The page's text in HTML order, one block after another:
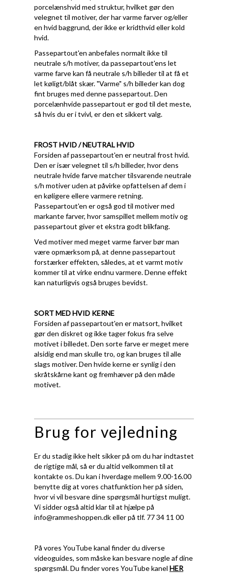
porcelænshvid med struktur, hvilket gør den
velegnet til motiver, der har varme farver og/eller
en hvid baggrund, der ikke er kridthvid eller kold
hvid.
Passepartout'en anbefales normalt ikke til
neutrale s/h motiver, da passepartout'ens let
varme farve kan få neutrale s/h billeder til at få et
let køligt/blåt skær. "Varme" s/h billeder kan dog
fint bruges med denne passepartout. Den
porcelænhvide passepartout er god til det meste,
så hvis du er i tvivl, er den et sikkert valg.
FROST HVID / NEUTRAL HVID
Forsiden af passepartout'en er neutral frost hvid.
Den er især velegnet til s/h billeder, hvor dens
neutrale hvide farve matcher tilsvarende neutrale
s/h motiver uden at påvirke opfattelsen af dem i
en køligere ellere varmere retning.
Passepartout'en er også god til motiver med
markante farver, hvor samspillet mellem motiv og
passepartout giver et ekstra godt blikfang.
Ved motiver med meget varme farver bør man
være opmærksom på, at denne passepartout
forstærker effekten, således, at et varmt motiv
kommer til at virke endnu varmere. Denne effekt
kan naturligvis også bruges bevidst.
SORT MED HVID KERNE
Forsiden af passepartout'en er matsort, hvilket
gør den diskret og ikke tager fokus fra selve
motivet i billedet. Den sorte farve er meget mere
alsidig end man skulle tro, og kan bruges til alle
slags motiver. Den hvide kerne er synlig i den
skråtskårne kant og fremhæver på den måde
motivet.
Brug for vejledning
Er du stadig ikke helt sikker på om du har indtastet
de rigtige mål, så er du altid velkommen til at
kontakte os. Du kan i hverdage mellem 9.00-16.00
benytte dig at vores chatfunktion her på siden,
hvor vi vil besvare dine spørgsmål hurtigst muligt.
Vi sidder også altid klar til at hjælpe på
info@rammeshoppen.dkeller på tlf. 77 34 11 00
På vores YouTube kanal finder du diverse
videoguides, som måske kan besvare nogle af dine
spørgsmål. Du finder vores YouTube kanel HER